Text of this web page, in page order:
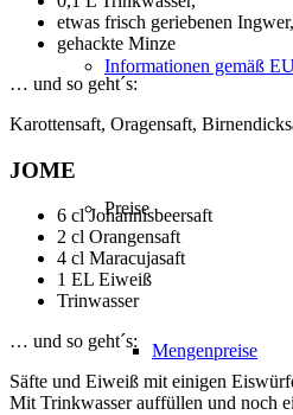
Informationen gemäß
Preise
Mengenpreise
etwas frisch geriebenen Ingwer,
gehackte Minze
… und so geht´s:
Karottensaft, Oragensaft,
JOME
6 cl Johannisbeersaft
2 cl Orangensaft
4 cl Maracujasaft
1 EL Eiweiß
Trinwasser
… und so geht´s:
Säfte und Eiweiß mit einigen
Mit Trinkwasser auffüllen und noch